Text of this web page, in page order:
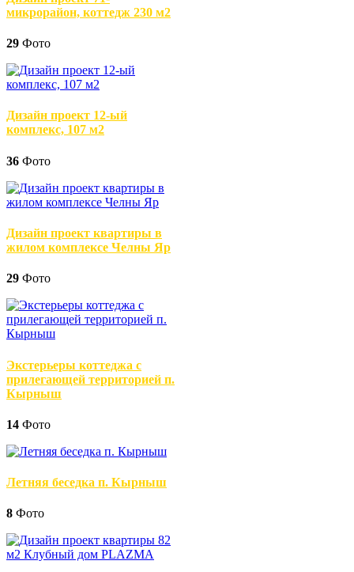
микрорайон, коттедж 230 м2
29 Фото
Дизайн проект 12-ый
комплекс, 107 м2
36 Фото
Дизайн проект квартиры в
жилом комплексе Челны Яр
29 Фото
Экстерьеры коттеджа с
прилегающей территорией п.
Кырныш
14 Фото
Летняя беседка п. Кырныш
8 Фото